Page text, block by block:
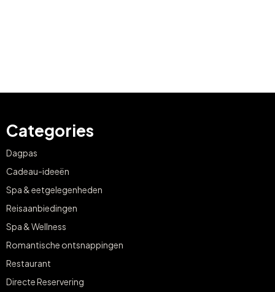
Categories
Dagpas
Cadeau-ideeën
Spa & eetgelegenheden
Reisaanbiedingen
Spa & Wellness
Romantische ontsnappingen
Restaurant
Directe Reservering